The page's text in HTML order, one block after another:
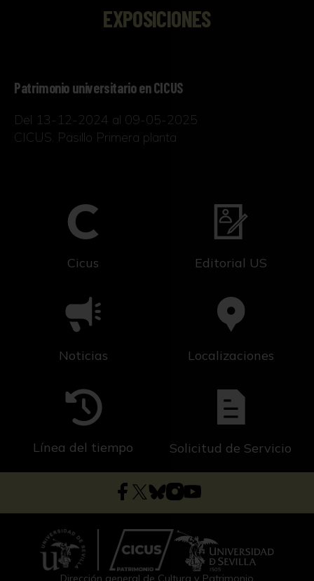
EXPOSICIONES
Patrimonio universitario en CICUS
Del 13-12-2024 al 09-05-2025
CICUS. Pasillo Primera planta
Cicus Editorial US
Noticias Localizaciones
Línea del tiempo Solicitud de Servicio